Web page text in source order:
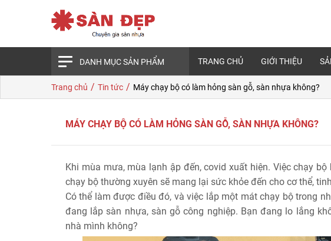
DANH MỤC SẢN PHẨM TRANG CHỦ GIỚI THIỆU
Trang chủ / Tin tức / Máy chạy bộ có làm hỏng sàn gỗ, sàn nhựa không?
MÁY CHẠY BỘ CÓ LÀM HỎNG SÀN GỖ, SÀN NHỰA KHÔNG?
Khi mùa mưa, mùa lạnh ập đến, covid xuất hiện. Việc chạy
chạy bộ thường xuyên sẽ mang lại sức khỏe đến cho cơ thể,
Có thể làm được điều đó, và việc lắp một mát chạy bộ trong
đang lắp sàn nhựa, sàn gỗ công nghiệp. Bạn đang lo lắng
nhà mình không?